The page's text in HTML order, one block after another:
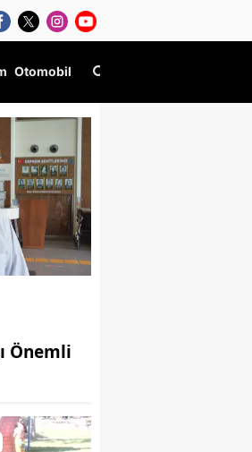
Otomobil
Önemli